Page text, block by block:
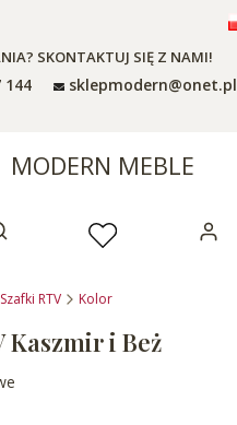
SKONTAKTUJ SIĘ Z NAMI!
144 sklepmodern@onet.pl
MODERN MEBLE
wyszukiwarkę
Szafki RTV Kolor
Kaszmir i Beż